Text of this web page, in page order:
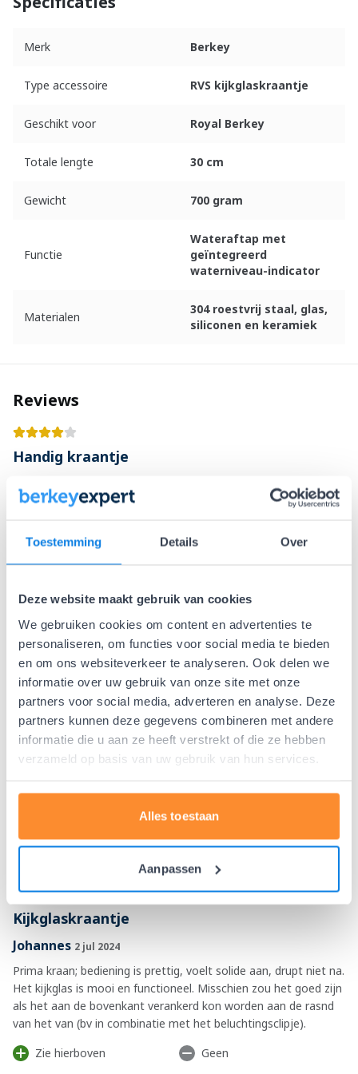
Toestemming Details Over
Deze website maakt gebruik van cookies
We gebruiken cookies om content en advertenties te
personaliseren, om functies voor social media te bieden
en om ons websiteverkeer te analyseren. Ook delen we
informatie over uw gebruik van onze site met onze
partners voor social media, adverteren en analyse. Deze
partners kunnen deze gegevens combineren met andere
informatie die u aan ze heeft verstrekt of die ze hebben
verzameld op basis van uw gebruik van hun services.
Alles toestaan
Aanpassen
Merk Berkey
Type accessoire RVS kijkglaskraantje
Geschikt voor Royal Berkey
Totale lengte 30 cm
Gewicht 700 gram
Functie
Wateraftap met
geïntegreerd
waterniveau-indicator
Materialen
304 roestvrij staal, glas,
siliconen en keramiek
Reviews
Handig kraantje
Handig kraantje om het waterlevel van je berkey te zien... Wel
duurde even voordat het er goed zat
Y T 27 jan 2025
We hadden in het begin wat moeite met het goed installeren,
die van ons lekte een beetje aan het begin, toen hadden we
hulp gekregen, alles gedaan wat er stond, maar dat werkte ook
niet.
Toen bleek dat de stalen staaf ten opzichte van het kraantje
getrokken, zodat het net zo recht stond als het glazen pijpje.
Nu doet hij het goed, dus geen reden om het terug te sturen.
water er nog in de Berkey zit, super fijn om te hebben.
Kijkglaskraantje
Johannes 2 jul 2024
Prima kraan; bediening is prettig, voelt solide aan, drupt niet na.
Het kijkglas is mooi en functioneel. Misschien zou het goed zijn
als het aan de bovenkant verankerd kon worden aan de rasnd
van het van (bv in combinatie met het beluchtingsclipje).
Zie hierboven
Geen